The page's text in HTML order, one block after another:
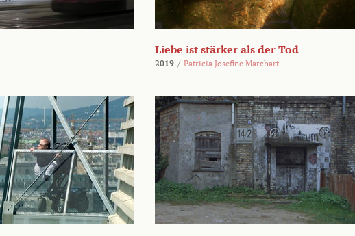
Liebe ist stärker als der Tod
2019 / Patricia Josefine Marchart